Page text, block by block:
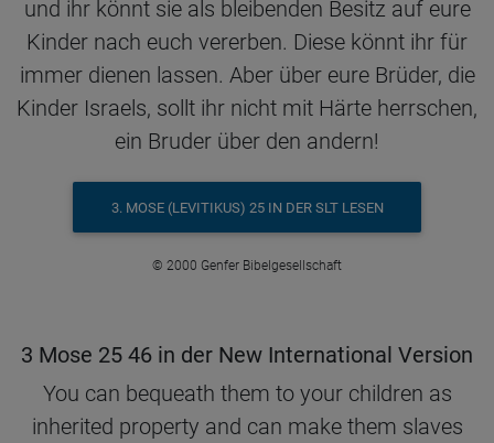
und ihr könnt sie als bleibenden Besitz auf eure
Kinder nach euch vererben. Diese könnt ihr für
immer dienen lassen. Aber über eure Brüder, die
Kinder Israels, sollt ihr nicht mit Härte herrschen,
ein Bruder über den andern!
3. MOSE (LEVITIKUS) 25 IN DER SLT LESEN
© 2000 Genfer Bibelgesellschaft
3 Mose 25 46 in der New International Version
You can bequeath them to your children as
inherited property and can make them slaves